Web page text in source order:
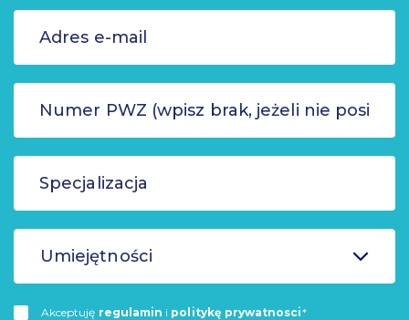
Umiejętności
Akceptuję regulamin i politykę prywatnosci*